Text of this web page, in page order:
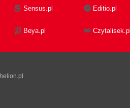
Sensus.pl Editio.pl
Beya.pl Czytalisek.pl